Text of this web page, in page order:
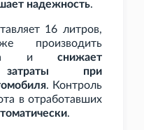
надежность.
16 литров,
производить
и снижает
затраты при
. Контроль
в отработавших
.